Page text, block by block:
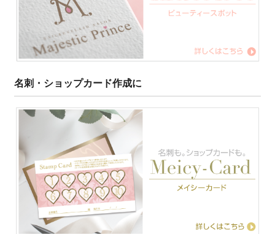
名刺・ショップカード作成に